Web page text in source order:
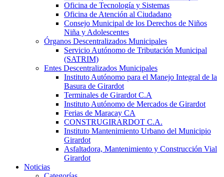
Oficina de Tecnología y Sistemas
Oficina de Atención al Ciudadano
Consejo Municipal de los Derechos de Niños
Niña y Adolescentes
Órganos Descentralizados Municipales
Servicio Autónomo de Tributación Municipal
(SATRIM)
Entes Descentralizados Municipales
Instituto Autónomo para el Manejo Integral de la
Basura de Girardot
Terminales de Girardot C.A
Instituto Autónomo de Mercados de Girardot
Ferias de Maracay CA
CONSTRUGIRARDOT C.A.
Instituto Mantenimiento Urbano del Municipio
Girardot
Asfaltadora, Mantenimiento y Construcción Vial
Girardot
Noticias